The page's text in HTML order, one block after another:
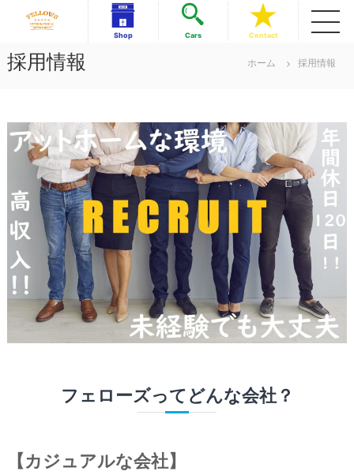
ン
ツ
キ
フ
イ
ン
タ
ー
ナ
シ
ョ
ナ
ル
美
浜
フ
ェ
ー
ナ
シ
ョ
ナ
ル
美
浜
店
Shop Cars Contact
採用情報 ホーム 採用情報
フェローズってどんな会社？
【カジュアルな会社】